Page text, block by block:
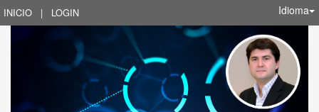
INICIO | LOGIN Idioma